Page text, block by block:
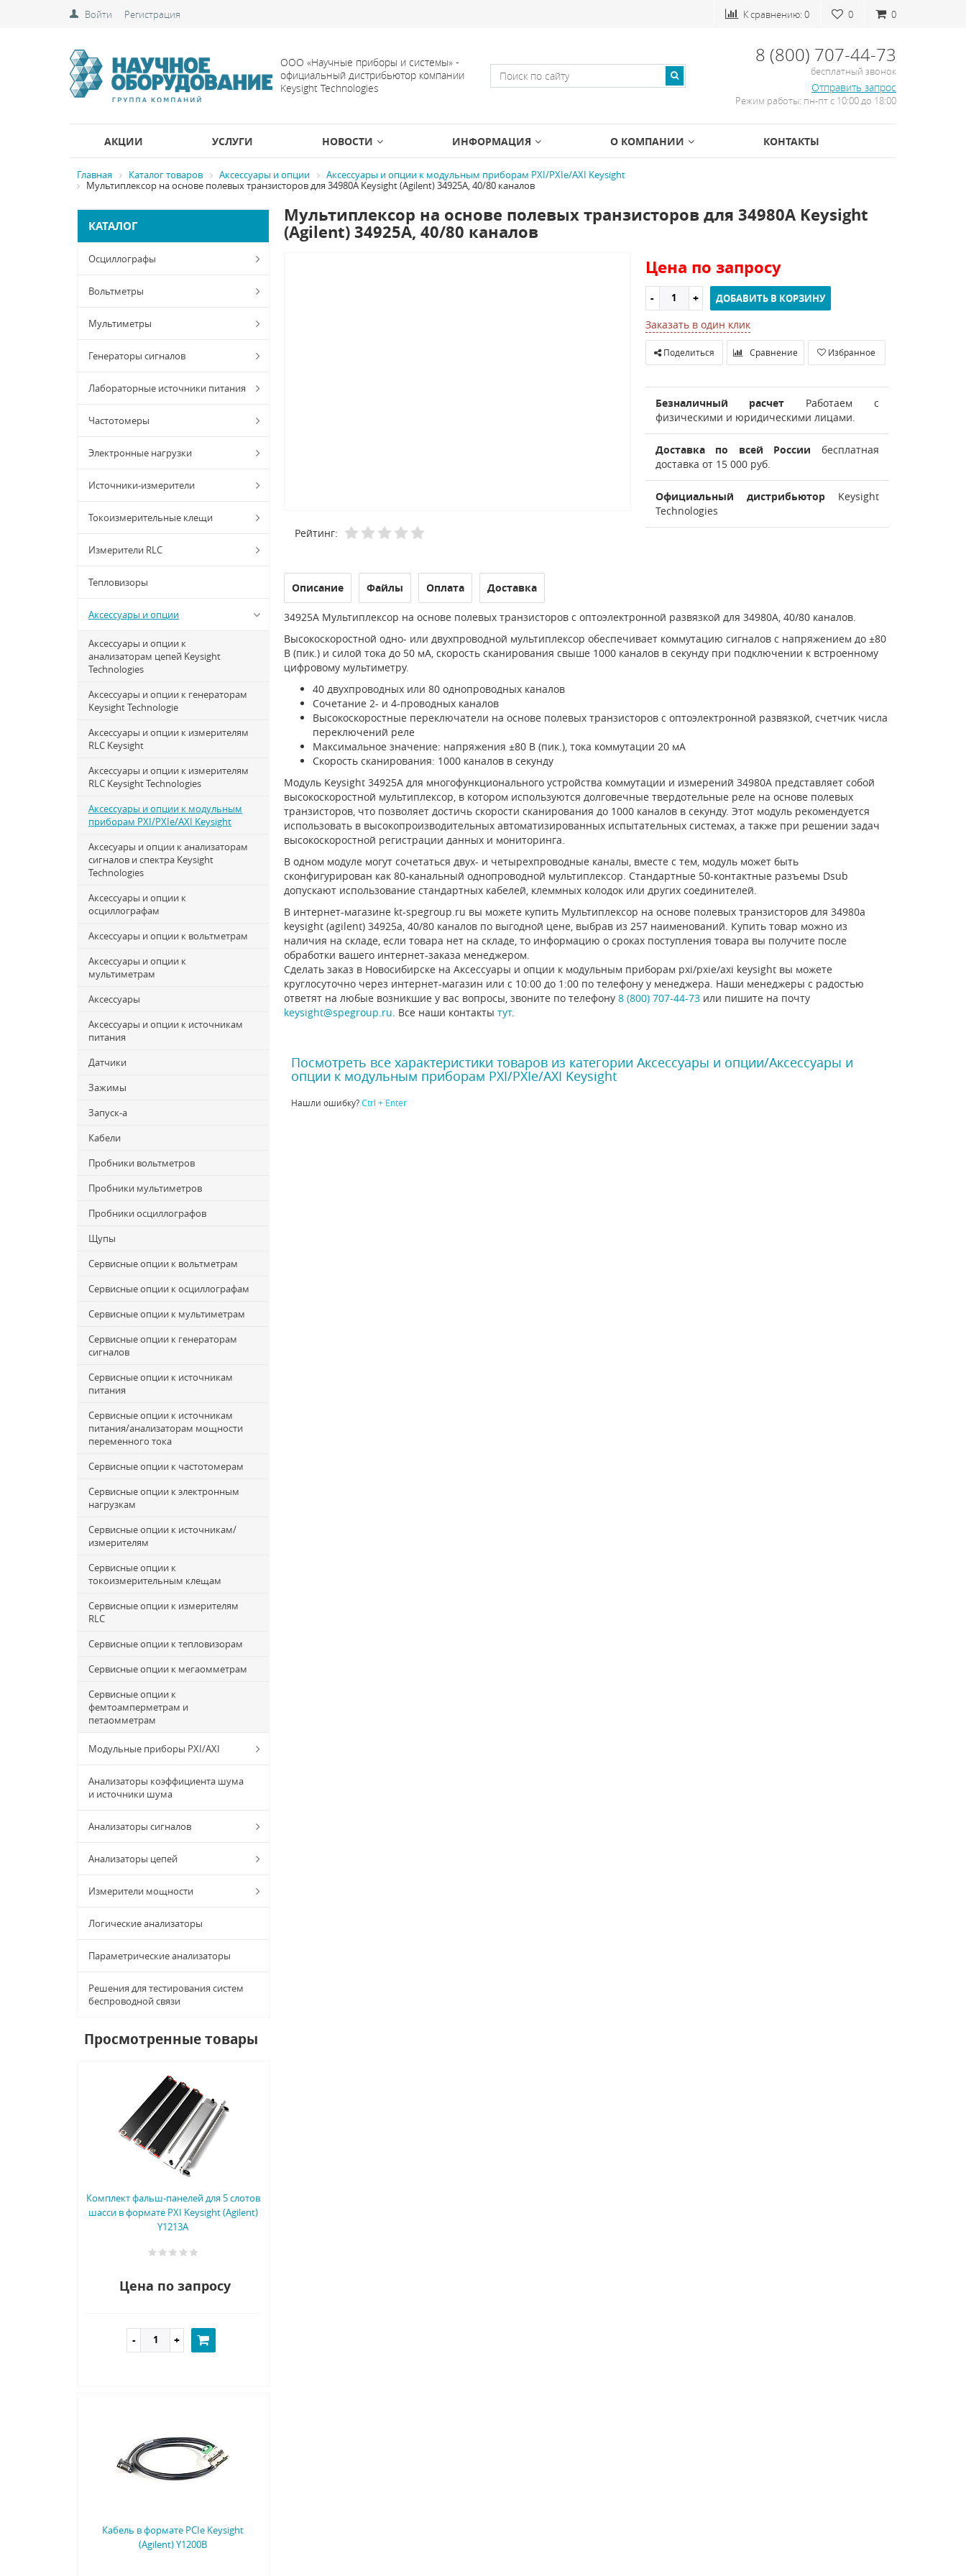
Войти Регистрация 0
0
К сравнению: 0
ООО «Научные приборы и системы» -
официальный дистрибьютор компании
Keysight Technologies
8 (800) 707-44-73
бесплатный звонок
Отправить запрос
Режим работы: пн-пт с 10:00 до 18:00
АКЦИИ УСЛУГИ НОВОСТИ ИНФОРМАЦИЯ О КОМПАНИИ КОНТАКТЫ
Главная Каталог товаров Аксессуары и опции
Аксессуары и опции к модульным приборам PXI/PXIe/AXI Keysight
Мультиплексор на основе полевых транзисторов для 34980A Keysight (Agilent) 34925A, 40/80 каналов
КАТАЛОГ
Осциллографы
Вольтметры
Мультиметры
Генераторы сигналов
Лабораторные источники питания
Частотомеры
Электронные нагрузки
Источники-измерители
Токоизмерительные клещи
Измерители RLC
Тепловизоры
Аксессуары и опции
Аксессуары и опции к
анализаторам цепей Keysight
Technologies
Аксессуары и опции к генераторам
Keysight Technologie
Аксессуары и опции к измерителям
RLC Keysight
Аксессуары и опции к измерителям
RLC Keysight Technologies
Аксессуары и опции к модульным
приборам PXI/PXIe/AXI Keysight
Аксесуары и опции к анализаторам
сигналов и спектра Keysight
Technologies
Аксессуары и опции к
осциллографам
Аксессуары и опции к вольтметрам
Аксессуары и опции к
мультиметрам
Аксессуары
Аксессуары и опции к источникам
питания
Датчики
Зажимы
Запуск-a
Кабели
Пробники вольтметров
Пробники мультиметров
Пробники осциллографов
Щупы
Сервисные опции к вольтметрам
Сервисные опции к осциллографам
Сервисные опции к мультиметрам
Сервисные опции к генераторам
сигналов
Сервисные опции к источникам
питания
Сервисные опции к источникам
питания/анализаторам мощности
переменного тока
Сервисные опции к частотомерам
Сервисные опции к электронным
нагрузкам
Сервисные опции к источникам/
измерителям
Сервисные опции к
токоизмерительным клещам
Сервисные опции к измерителям
RLC
Сервисные опции к тепловизорам
Сервисные опции к мегаомметрам
Сервисные опции к
фемтоамперметрам и
петаомметрам
Модульные приборы PXI/AXI
Анализаторы коэффициента шума
и источники шума
Анализаторы сигналов
Анализаторы цепей
Измерители мощности
Логические анализаторы
Параметрические анализаторы
Решения для тестирования систем
беспроводной связи
Просмотренные товары
Комплект фальш-панелей для 5 слотов
шасси в формате PXI Keysight (Agilent)
Y1213A
Цена по запросу
Кабель в формате PCIe Keysight
(Agilent) Y1200B
Мультиплексор на основе полевых транзисторов для 34980A Keysight
(Agilent) 34925A, 40/80 каналов
Рейтинг:
Цена по запросу
ДОБАВИТЬ В КОРЗИНУ
Заказать в один клик
Поделиться Сравнение Избранное
Безналичный расчет Работаем с
физическими и юридическими лицами.
Доставка по всей России бесплатная
доставка от 15 000 руб.
Официальный дистрибьюторKeysight
Technologies
Описание Файлы Оплата Доставка
34925A Мультиплексор на основе полевых транзисторов с оптоэлектронной развязкой для 34980A, 40/80 каналов.
Высокоскоростной одно- или двухпроводной мультиплексор обеспечивает коммутацию сигналов с напряжением до ±80
В (пик.) и силой тока до 50 мА, скорость сканирования свыше 1000 каналов в секунду при подключении к встроенному
цифровому мультиметру.
40 двухпроводных или 80 однопроводных каналов
Сочетание 2- и 4-проводных каналов
Высокоскоростные переключатели на основе полевых транзисторов с оптоэлектронной развязкой, счетчик числа
переключений реле
Максимальное значение: напряжения ±80 В (пик.), тока коммутации 20 мА
Скорость сканирования: 1000 каналов в секунду
Модуль Keysight 34925A для многофункционального устройства коммутации и измерений 34980A представляет собой
высокоскоростной мультиплексор, в котором используются долговечные твердотельные реле на основе полевых
транзисторов, что позволяет достичь скорости сканирования до 1000 каналов в секунду. Этот модуль рекомендуется
использовать в высокопроизводительных автоматизированных испытательных системах, а также при решении задач
высокоскоростной регистрации данных и мониторинга.
В одном модуле могут сочетаться двух- и четырехпроводные каналы, вместе с тем, модуль может быть
сконфигурирован как 80-канальный однопроводной мультиплексор. Стандартные 50-контактные разъемы Dsub
допускают использование стандартных кабелей, клеммных колодок или других соединителей.
В интернет-магазине kt-spegroup.ru вы можете купить Мультиплексор на основе полевых транзисторов для 34980a
keysight (agilent) 34925a, 40/80 каналов по выгодной цене, выбрав из 257 наименований. Купить товар можно из
наличия на складе, если товара нет на складе, то информацию о сроках поступления товара вы получите после
обработки вашего интернет-заказа менеджером.
Сделать заказ в Новосибирске на Аксессуары и опции к модульным приборам pxi/pxie/axi keysight вы можете
круглосуточно через интернет-магазин или с 10:00 до 1:00 по телефону у менеджера. Наши менеджеры с радостью
ответят на любые возникшие у вас вопросы, звоните по телефону 8 (800) 707-44-73или пишите на почту
keysight@spegroup.ru . Все наши контакты тут.
Посмотреть все характеристики товаров из категории Аксессуары и опции/Аксессуары и
опции к модульным приборам PXI/PXIe/AXI Keysight
Нашли ошибку?Ctrl + Enter